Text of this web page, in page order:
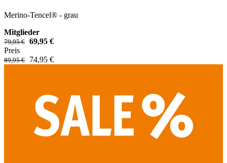
Merino-Tencel® - grau
Mitglieder
79,95 €
69,95 €
Preis
89,95 € 74,95 €